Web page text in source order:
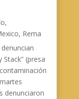
,
, Rema
(presa
denunciaron